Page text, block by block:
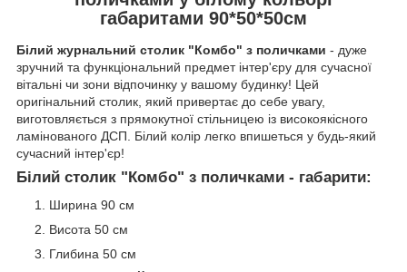
габаритами 90*50*50см
Білий журнальний столик "Комбо" з поличками - дуже
зручний та функціональний предмет інтер'єру для сучасної
вітальні чи зони відпочинку у вашому будинку! Цей
оригінальний столик, який привертає до себе увагу,
виготовляється з прямокутної стільницею із високоякісного
ламінованого ДСП. Білий колір легко впишеться у будь-який
сучасний інтер'єр!
Білий столик "Комбо" з поличками - габарити:
Ширина 90 см
Висота 50 см
Глибина 50 см